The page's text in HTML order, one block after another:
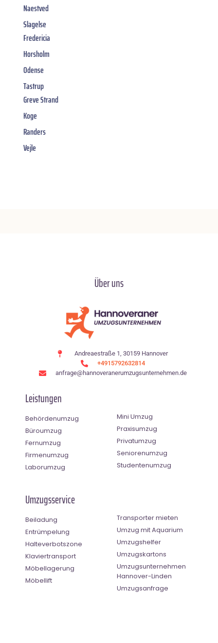
Naestved
Slagelse
Fredericia
Horsholm
Odense
Tastrup
Greve Strand
Koge
Randers
Vejle
Über uns
Andreaestraße 1, 30159 Hannover
+4915792632814
anfrage@hannoveranerumzugsunternehmen.de
Leistungen
Behördenumzug
Büroumzug
Fernumzug
Firmenumzug
Laborumzug
Mini Umzug
Praxisumzug
Privatumzug
Seniorenumzug
Studentenumzug
Umzugsservice
Beiladung
Entrümpelung
Halteverbotszone
Klaviertransport
Möbellagerung
Möbellift
Transporter mieten
Umzug mit Aquarium
Umzugshelfer
Umzugskartons
Umzugsunternehmen
Hannover-Linden
Umzugsanfrage